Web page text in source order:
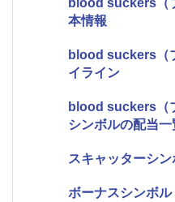
blood suckers（
本情報
blood suckers（
イライン
blood suckers（
シンボルの配当一
スキャッターシン
ボーナスシンボル